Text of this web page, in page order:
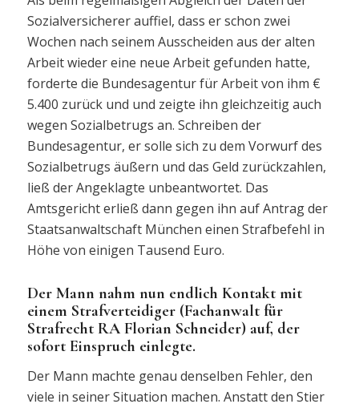
Sozialversicherer auffiel, dass er schon zwei
Wochen nach seinem Ausscheiden aus der alten
Arbeit wieder eine neue Arbeit gefunden hatte,
forderte die Bundesagentur für Arbeit von ihm €
5.400 zurück und und zeigte ihn gleichzeitig auch
wegen Sozialbetrugs an. Schreiben der
Bundesagentur, er solle sich zu dem Vorwurf des
Sozialbetrugs äußern und das Geld zurückzahlen,
ließ der Angeklagte unbeantwortet. Das
Amtsgericht erließ dann gegen ihn auf Antrag der
Staatsanwaltschaft München einen Strafbefehl in
Höhe von einigen Tausend Euro.
Der Mann nahm nun endlich Kontakt mit
einem Strafverteidiger (Fachanwalt für
Strafrecht RA Florian Schneider) auf, der
sofort Einspruch einlegte.
Der Mann machte genau denselben Fehler, den
viele in seiner Situation machen. Anstatt den Stier